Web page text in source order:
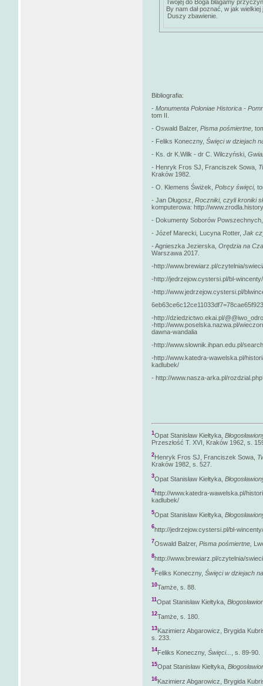
Twojej do Boga błagamy
By nam dał poznać, w jak wielkiej
Duszy zbawienie.
Bibliografia:
- Monumenta Poloniae Historica -
tom II.
- Oswald Balzer, Pisma pośmiertne,
- Feliks Koneczny, Święci w dziejach
- Ks. dr K.Wilk - dr C. Wilczyński,
- Henryk Fros SJ, Franciszek Sowa,
Kraków 1982.
- O. Klemens Świżek, Polscy święci,
- Jan Długosz, Roczniki, czyli kroniki
komputerowa: http://
- Dokumenty Soborów
- Józef Marecki, Lucyna Rotter, Jak
- Agnieszka Jezierska, Orędzia na
Warszawa 2017.
-http://www.brewiarz.pl/czytelnia/
-http://jedrzejow.cystersi.pl/bl-
-http://www.jedrzejow.cystersi.pl/
-http://dziedzictwo.ekai.pl/
-http://www.poselska.nazwa.pl/
dawna-wandalia
-http://www.slownik.ihpan.edu.pl/
-http://www.katedra-wawelska.pl/
kadlubek/
- http://www.nasza-arka.pl/
1Opat Stanisław Kiełtyka,
Przeszłość T. XVI, Kraków 1962, s.
2Henryk Fros SJ, Franciszek Sowa,
Kraków 1982, s. 527.
3Opat Stanisław Kiełtyka,
4http://www.katedra-wawelska.pl/
kadlubek/
5Opat Stanisław Kiełtyka,
6http://jedrzejow.cystersi.pl/bl-
7Oswald Balzer, Pisma pośmiertne,
8http://www.brewiarz.pl/czytelnia/
9Feliks Koneczny, Święci w dziejach
10Tamże, s. 88.
11 Opat Stanisław Kiełtyka,
12Tamże, s. 180.
13Kazimierz Abgarowicz, Brygida
s. 233.
14Feliks Koneczny, Święci... , s. 89-90.
15Opat Stanisław Kiełtyka,
16Kazimierz Abgarowicz, Brygida